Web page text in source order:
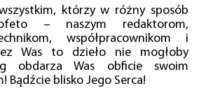
którzy w różny sposób
– naszym redaktorom,
współpracownikom i
Was to dzieło nie mogłoby
obdarza Was obficie swoim
Bądźcie blisko Jego Serca!